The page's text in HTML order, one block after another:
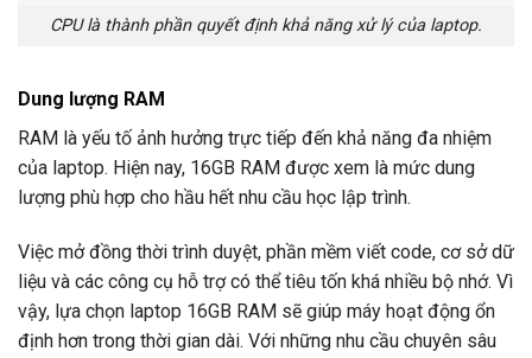
CPU là thành phần quyết định khả năng xử lý của laptop.
Dung lượng RAM
RAM là yếu tố ảnh hưởng trực tiếp đến khả năng đa nhiệm
của laptop. Hiện nay, 16GB RAM được xem là mức dung
lượng phù hợp cho hầu hết nhu cầu học lập trình.
Việc mở đồng thời trình duyệt, phần mềm viết code, cơ sở dữ
liệu và các công cụ hỗ trợ có thể tiêu tốn khá nhiều bộ nhớ. Vì
vậy, lựa chọn laptop 16GB RAM sẽ giúp máy hoạt động ổn
định hơn trong thời gian dài. Với những nhu cầu chuyên sâu